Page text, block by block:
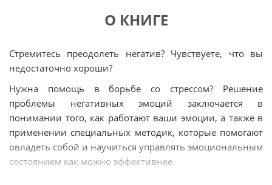
О КНИГЕ
Стремитесь преодолеть негатив? Чувствуете, что вы
недостаточно хороши?
Нужна помощь в борьбе со стрессом? Решение
проблемы негативных эмоций заключается в
понимании того, как работают ваши эмоции, а также в
применении специальных методик, которые помогают
овладеть собой и научиться управлять эмоциональным
состоянием как можно эффективнее.